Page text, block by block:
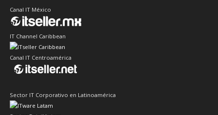
Canal IT México
IT Channel Caribbean
Canal IT Centroamérica
Sector IT Corporativo en Latinoamérica